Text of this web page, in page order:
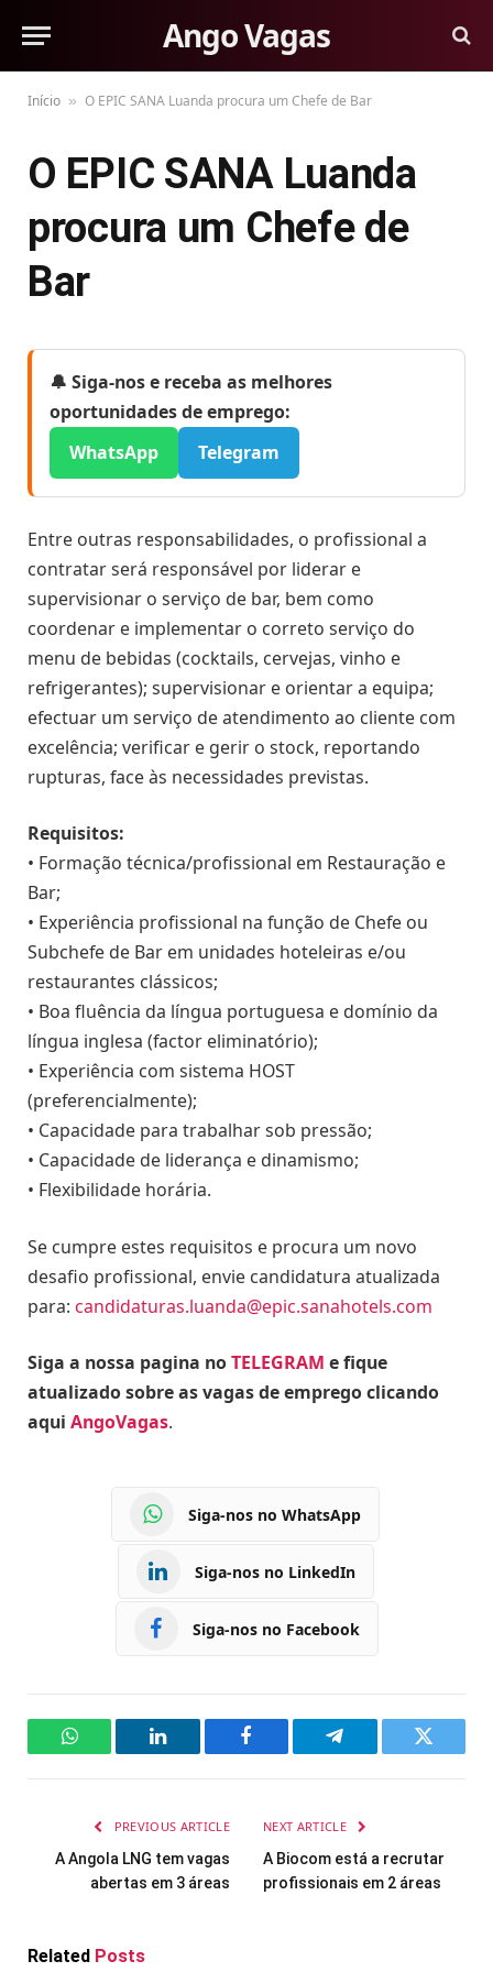
Ango Vagas
Início » O EPIC SANA Luanda procura um Chefe de Bar
O EPIC SANA Luanda
procura um Chefe de
Bar
🔔 Siga-nos e receba as melhores
oportunidades de emprego:
WhatsApp
Telegram
Entre outras responsabilidades, o profissional a
contratar será responsável por liderar e
supervisionar o serviço de bar, bem como
coordenar e implementar o correto serviço do
menu de bebidas (cocktails, cervejas, vinho e
refrigerantes); supervisionar e orientar a equipa;
efectuar um serviço de atendimento ao cliente com
excelência; verificar e gerir o stock, reportando
rupturas, face às necessidades previstas.
Requisitos:
• Formação técnica/profissional em Restauração e
Bar;
• Experiência profissional na função de Chefe ou
Subchefe de Bar em unidades hoteleiras e/ou
restaurantes clássicos;
• Boa fluência da língua portuguesa e domínio da
língua inglesa (factor eliminatório);
• Experiência com sistema HOST
(preferencialmente);
• Capacidade para trabalhar sob pressão;
• Capacidade de liderança e dinamismo;
• Flexibilidade horária.
Se cumpre estes requisitos e procura um novo
desafio profissional, envie candidatura atualizada
para: candidaturas.luanda@epic.sanahotels.com
Siga a nossa pagina noTELEGRAM e fique
atualizado sobre as vagas de emprego clicando
aqui AngoVagas.
Siga-nos no WhatsApp
Siga-nos no LinkedIn
Siga-nos no Facebook
WhatsAppLinkedIn Facebook Telegram Twitter
PREVIOUS ARTICLE
A Angola LNG tem vagas
abertas em 3 áreas
NEXT ARTICLE
A Biocom está a recrutar
profissionais em 2 áreas
Related Posts